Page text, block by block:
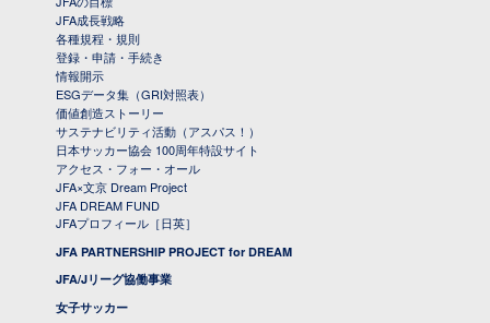
JFA成長戦略
各種規程・規則
登録・申請・手続き
情報開示
ESGデータ集（GRI対照表）
価値創造ストーリー
サステナビリティ活動（アスパス！）
日本サッカー協会 100周年特設サイト
アクセス・フォー・オール
JFA×文京 Dream Project
JFA DREAM FUND
JFAプロフィール［日英］
JFA PARTNERSHIP PROJECT for DREAM
JFA/Jリーグ協働事業
女子サッカー